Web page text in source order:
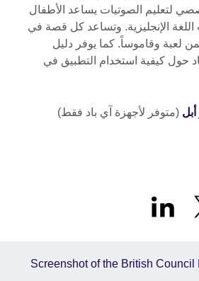
لتعليم الصوتيات يساعد الأطفال
الإنجليزية. وتساعد كل قصة في
لعبة وقاموساً. كما يوفر دليل
حول كيفية استخدام التطبيق في
(متوفر لأجهزة آي باد فقط)